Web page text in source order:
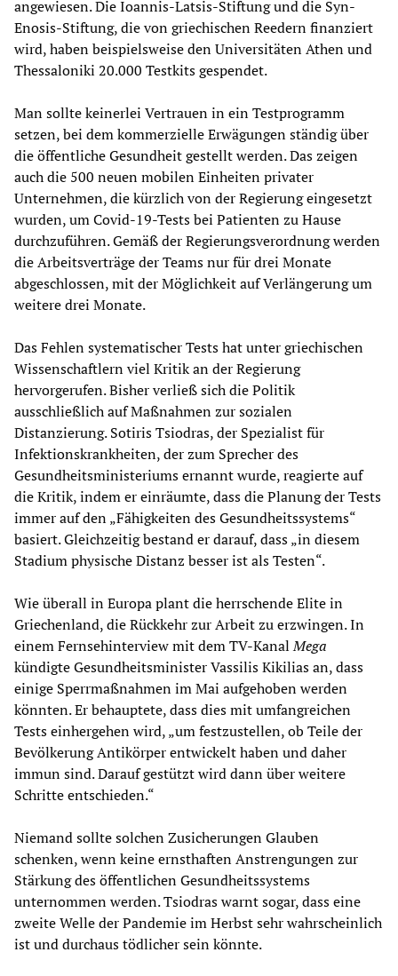
angewiesen. Die Ioannis-Latsis-Stiftung und die Syn-
Enosis-Stiftung, die von griechischen Reedern finanziert
wird, haben beispielsweise den Universitäten Athen und
Thessaloniki 20.000 Testkits gespendet.
Man sollte keinerlei Vertrauen in ein Testprogramm
setzen, bei dem kommerzielle Erwägungen ständig über
die öffentliche Gesundheit gestellt werden. Das zeigen
auch die 500 neuen mobilen Einheiten privater
Unternehmen, die kürzlich von der Regierung eingesetzt
wurden, um Covid-19-Tests bei Patienten zu Hause
durchzuführen. Gemäß der Regierungsverordnung werden
die Arbeitsverträge der Teams nur für drei Monate
abgeschlossen, mit der Möglichkeit auf Verlängerung um
weitere drei Monate.
Das Fehlen systematischer Tests hat unter griechischen
Wissenschaftlern viel Kritik an der Regierung
hervorgerufen. Bisher verließ sich die Politik
ausschließlich auf Maßnahmen zur sozialen
Distanzierung. Sotiris Tsiodras, der Spezialist für
Infektionskrankheiten, der zum Sprecher des
Gesundheitsministeriums ernannt wurde, reagierte auf
die Kritik, indem er einräumte, dass die Planung der Tests
immer auf den „Fähigkeiten des Gesundheitssystems“
basiert. Gleichzeitig bestand er darauf, dass „in diesem
Stadium physische Distanz besser ist als Testen“.
Wie überall in Europa plant die herrschende Elite in
Griechenland, die Rückkehr zur Arbeit zu erzwingen. In
einem Fernsehinterview mit dem TV-KanalMega
kündigte Gesundheitsminister Vassilis Kikilias an, dass
einige Sperrmaßnahmen im Mai aufgehoben werden
könnten. Er behauptete, dass dies mit umfangreichen
Tests einhergehen wird, „um festzustellen, ob Teile der
Bevölkerung Antikörper entwickelt haben und daher
immun sind. Darauf gestützt wird dann über weitere
Schritte entschieden.“
Niemand sollte solchen Zusicherungen Glauben
schenken, wenn keine ernsthaften Anstrengungen zur
Stärkung des öffentlichen Gesundheitssystems
unternommen werden. Tsiodras warnt sogar, dass eine
zweite Welle der Pandemie im Herbst sehr wahrscheinlich
ist und durchaus tödlicher sein könnte.